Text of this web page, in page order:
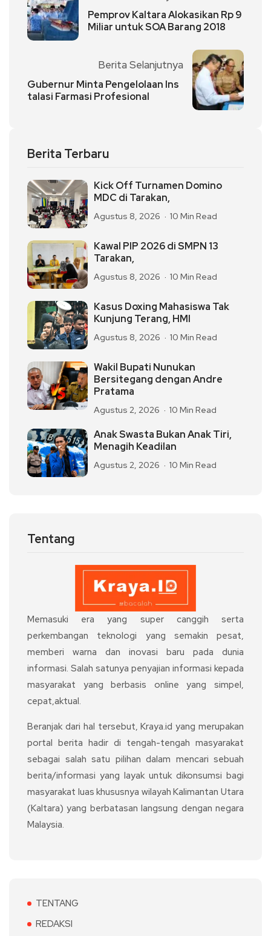
Pemprov Kaltara Alokasikan Rp 9
Miliar untuk SOA Barang 2018
Berita Selanjutnya
Gubernur Minta Pengelolaan Ins
talasi Farmasi Profesional
Berita Terbaru
Kick Off Turnamen Domino
MDC di Tarakan,
Agustus 8, 2026 10 Min Read
Kawal PIP 2026 di SMPN 13
Tarakan,
Agustus 8, 2026 10 Min Read
Kasus Doxing Mahasiswa Tak
Kunjung Terang, HMI
Agustus 8, 2026 10 Min Read
Wakil Bupati Nunukan
Bersitegang dengan Andre
Pratama
Agustus 2, 2026 10 Min Read
Anak Swasta Bukan Anak Tiri,
Menagih Keadilan
Agustus 2, 2026 10 Min Read
Tentang
Memasuki era yang super canggih serta
perkembangan teknologi yang semakin pesat,
memberi warna dan inovasi baru pada dunia
informasi. Salah satunya penyajian informasi kepada
masyarakat yang berbasis online yang simpel,
cepat,aktual.
Beranjak dari hal tersebut, Kraya.id yang merupakan
portal berita hadir di tengah-tengah masyarakat
sebagai salah satu pilihan dalam mencari sebuah
berita/informasi yang layak untuk dikonsumsi bagi
masyarakat luas khususnya wilayah Kalimantan Utara
(Kaltara) yang berbatasan langsung dengan negara
Malaysia.
TENTANG
REDAKSI